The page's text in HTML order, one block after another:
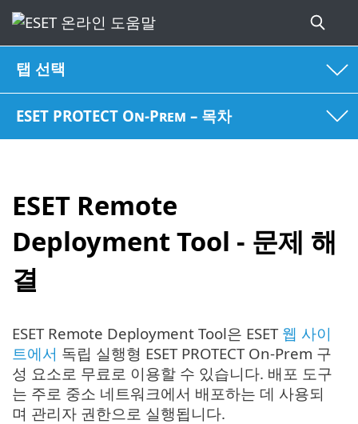
탭 선택
ESET PROTECT On-Prem – 목차
ESET Remote
Deployment Tool - 문제 해
결
ESET Remote Deployment Tool은 ESET 웹 사이
트에서 독립 실행형 ESET PROTECT On-Prem 구
성 요소로 무료로 이용할 수 있습니다. 배포 도구
는 주로 중소 네트워크에서 배포하는 데 사용되
며 관리자 권한으로 실행됩니다.